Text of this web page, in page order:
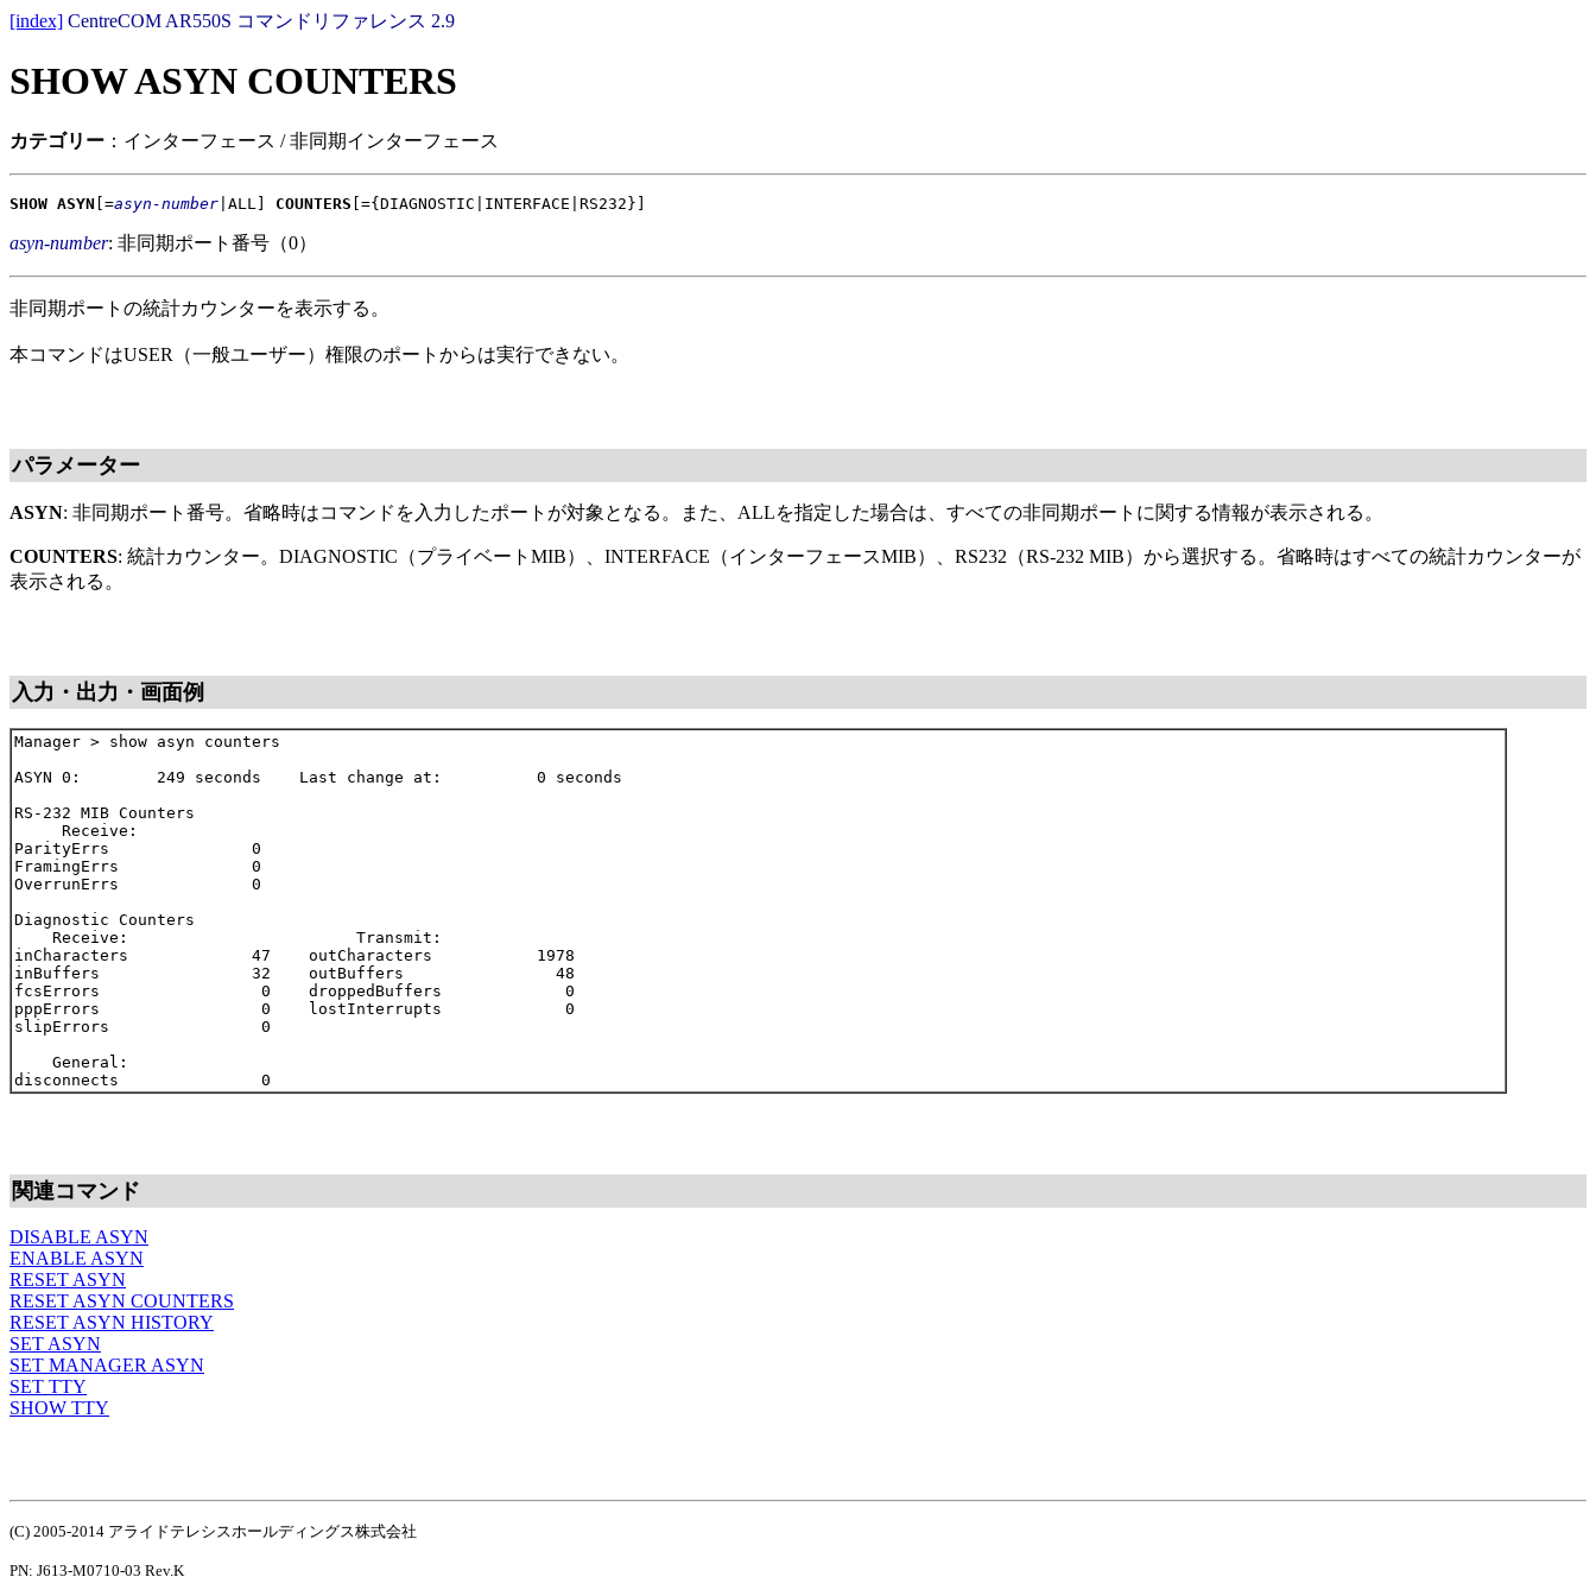
[index] CentreCOM AR550S コマンドリファレンス 2.9
SHOW ASYN COUNTERS
カテゴリー ：インターフェース / 非同期インターフェース
SHOW ASYN [=asyn-number |ALL] COUNTERS [={DIAGNOSTIC|INTERFACE|RS232}]
asyn-number: 非同期ポート番号（0）
非同期ポートの統計カウンターを表示する。
本コマンドはUSER（一般ユーザー）権限のポートからは実行できない。
パラメーター
ASYN: 非同期ポート番号。省略時はコマンドを入力したポートが対象となる。また、ALLを指定した場合は、すべての非同期ポートに関する情報が表示される。
COUNTERS: 統計カウンター。DIAGNOSTIC（プライベートMIB）、INTERFACE（インターフェースMIB）、RS232（RS-232 MIB）から選択する。省略時はすべての統計カウンターが
表示される。
入力・出力・画面例
Manager > show asyn counters
ASYN 0:        249 seconds    Last change at:          0 seconds
RS-232 MIB Counters
     Receive:
ParityErrs               0
FramingErrs              0
OverrunErrs              0
Diagnostic Counters
    Receive:                        Transmit:
inCharacters             47    outCharacters           1978
inBuffers                32    outBuffers                48
fcsErrors                 0    droppedBuffers             0
pppErrors                 0    lostInterrupts             0
slipErrors                0
    General:
関連コマンド
DISABLE ASYN
ENABLE ASYN
RESET ASYN
RESET ASYN COUNTERS
RESET ASYN HISTORY
SET ASYN
SET MANAGER ASYN
SET TTY
SHOW TTY
(C) 2005-2014 アライドテレシスホールディングス株式会社
PN: J613-M0710-03 Rev.K